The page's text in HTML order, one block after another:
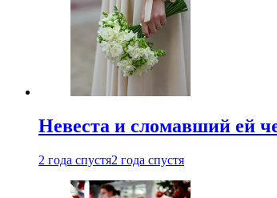
Невеста и сломавший ей
2 года спустя2 года спустя